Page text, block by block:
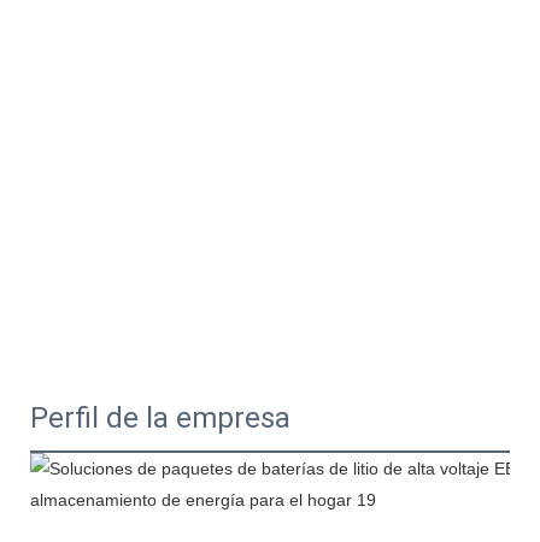
Perfil de la empresa